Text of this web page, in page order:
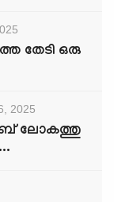
തേടി ഒരു
2025
ലോകത്തു